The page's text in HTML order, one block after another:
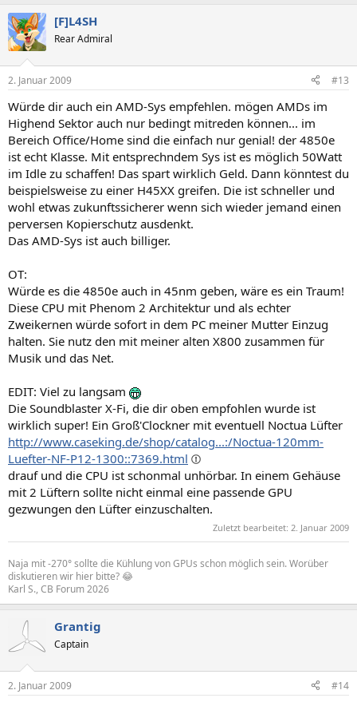
[F]L4SH
Rear Admiral
2. Januar 2009 #13
Würde dir auch ein AMD-Sys empfehlen. mögen AMDs im
Highend Sektor auch nur bedingt mitreden können... im
Bereich Office/Home sind die einfach nur genial! der 4850e
ist echt Klasse. Mit entsprechndem Sys ist es möglich 50Watt
im Idle zu schaffen! Das spart wirklich Geld. Dann könntest du
beispielsweise zu einer H45XX greifen. Die ist schneller und
wohl etwas zukunftssicherer wenn sich wieder jemand einen
perversen Kopierschutz ausdenkt.
Das AMD-Sys ist auch billiger.
OT:
Würde es die 4850e auch in 45nm geben, wäre es ein Traum!
Diese CPU mit Phenom 2 Architektur und als echter
Zweikernen würde sofort in dem PC meiner Mutter Einzug
halten. Sie nutz den mit meiner alten X800 zusammen für
Musik und das Net.
EDIT: Viel zu langsam
Die Soundblaster X-Fi, die dir oben empfohlen wurde ist
wirklich super! Ein Groß'Clockner mit eventuell Noctua Lüfter
http://www.caseking.de/shop/catalog...:/Noctua-120mm-
Luefter-NF-P12-1300::7369.html
drauf und die CPU ist schonmal unhörbar. In einem Gehäuse
mit 2 Lüftern sollte nicht einmal eine passende GPU
gezwungen den Lüfter einzuschalten.
Zuletzt bearbeitet: 2. Januar 2009
Naja mit -270° sollte die Kühlung von GPUs schon möglich sein. Worüber
diskutieren wir hier bitte? 😂
Karl S., CB Forum 2026
Grantig
Captain
2. Januar 2009 #14